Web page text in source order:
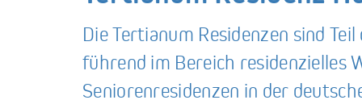
Die Tertianum Residenzen sind
führend im Bereich residenzielles
Seniorenresidenzen in der